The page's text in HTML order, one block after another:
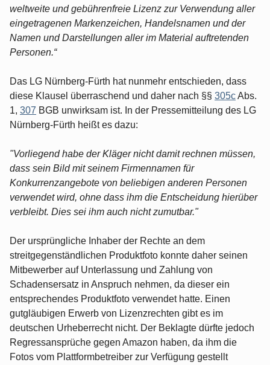
weltweite und gebührenfreie Lizenz zur Verwendung aller
eingetragenen Markenzeichen, Handelsnamen und der
Namen und Darstellungen aller im Material auftretenden
Personen.“
Das LG Nürnberg-Fürth hat nunmehr entschieden, dass
diese Klausel überraschend und daher nach §§ 305cAbs.
1, 307 BGB unwirksam ist. In der Pressemitteilung des LG
Nürnberg-Fürth heißt es dazu:
"Vorliegend habe der Kläger nicht damit rechnen müssen,
dass sein Bild mit seinem Firmennamen für
Konkurrenzangebote von beliebigen anderen Personen
verwendet wird, ohne dass ihm die Entscheidung hierüber
verbleibt. Dies sei ihm auch nicht zumutbar."
Der ursprüngliche Inhaber der Rechte an dem
streitgegenständlichen Produktfoto konnte daher seinen
Mitbewerber auf Unterlassung und Zahlung von
Schadensersatz in Anspruch nehmen, da dieser ein
entsprechendes Produktfoto verwendet hatte. Einen
gutgläubigen Erwerb von Lizenzrechten gibt es im
deutschen Urheberrecht nicht. Der Beklagte dürfte jedoch
Regressansprüche gegen Amazon haben, da ihm die
Fotos vom Plattformbetreiber zur Verfügung gestellt